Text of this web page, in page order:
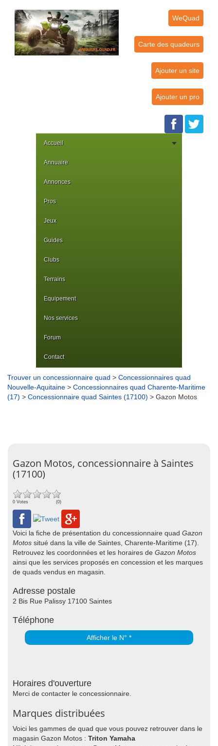
WeQuad
Carte des quadeurs
Ajouter un site
Ajouter un pro
Accueil
Annuaire
Annonces
Pros
Jeux
Guides
Clubs
Terrains
Equipement
Nos services
Forum
Contact
Trouver un concessionnaire quad > Concessionnaires quad
Nouvelle-Aquitaine > Concessionnaires quad Charente-Maritime
(17) > Concessionnaire quad Saintes (17100) > Gazon Motos
Gazon Motos, concessionnaire à Saintes
(17100)
0 Votes (0)
Voici la fiche de présentation du concessionnaire quad Gazon
Motos situé dans la ville de Saintes, Charente-Maritime (17).
Retrouvez les coordonnées et les horaires de Gazon Motos
ainsi que les services proposés en concession et les marques
de quads vendus en magasin.
Adresse postale
2 Bis Rue Palissy 17100 Saintes
Téléphone
Afficher le N° *
Horaires d'ouverture
Merci de contacter le concessionnaire.
Marques distribuées
Voici les gammes de quad que vous pouvez retrouver dans le
magasin Gazon Motos : Triton Yamaha